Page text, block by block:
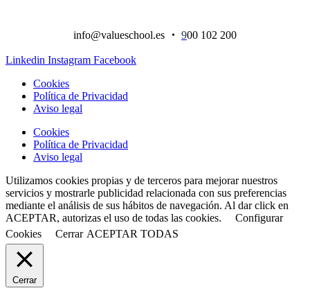
info@valueschool.es ・ 900 102 200
Linkedin Instagram Facebook
Cookies
Política de Privacidad
Aviso legal
Cookies
Política de Privacidad
Aviso legal
Utilizamos cookies propias y de terceros para mejorar nuestros
servicios y mostrarle publicidad relacionada con sus preferencias
mediante el análisis de sus hábitos de navegación. Al dar click en
ACEPTAR, autorizas el uso de todas las cookies.
Configurar
Cookies
Cerrar ACEPTAR TODAS
Cerrar